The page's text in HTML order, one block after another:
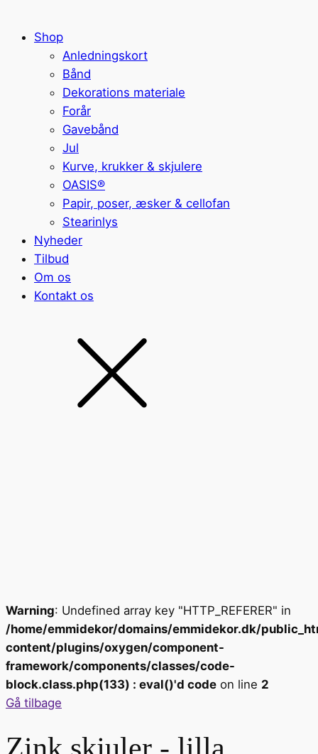
Shop
Anledningskort
Bånd
Dekorations materiale
Forår
Gavebånd
Jul
Kurve, krukker & skjulere
OASIS®
Papir, poser, æsker & cellofan
Stearinlys
Nyheder
Tilbud
Om os
Kontakt os
Warning: Undefined array key "HTTP_REFERER" in
/home/emmidekor/domains/emmidekor.dk/
content/plugins/oxygen/component-
framework/components/classes/code-
block.class.php(133) : eval()'d code on line 2
Gå tilbage